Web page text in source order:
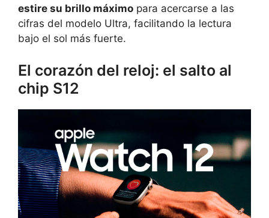
estire su brillo máximo para acercarse a las
cifras del modelo Ultra, facilitando la lectura
bajo el sol más fuerte.
El corazón del reloj: el salto al
chip S12